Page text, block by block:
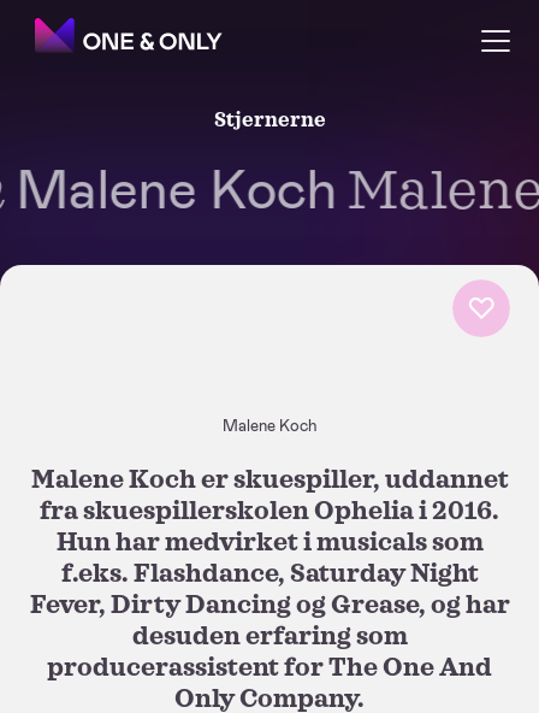
Stjernerne
Malene Koch
Malene Koch
Malene Koch er skuespiller, uddannet
fra skuespillerskolen Ophelia i 2016.
Hun har medvirket i musicals som
f.eks. Flashdance, Saturday Night
Fever, Dirty Dancing og Grease, og har
desuden erfaring som
producerassistent for The One And
Only Company.